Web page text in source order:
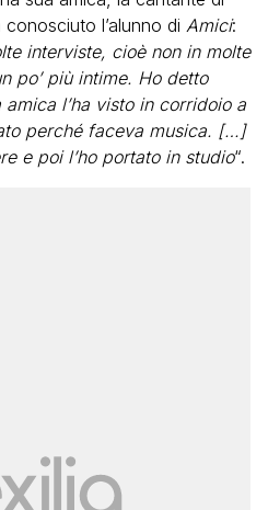
l’alunno di Amici:
interviste, cioè non in molte
po’ più intime. Ho detto
l’ha visto in corridoio a
perché faceva musica. […]
e poi l’ho portato in studio“.